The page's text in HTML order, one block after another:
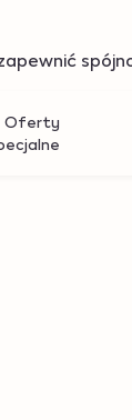
Oferty